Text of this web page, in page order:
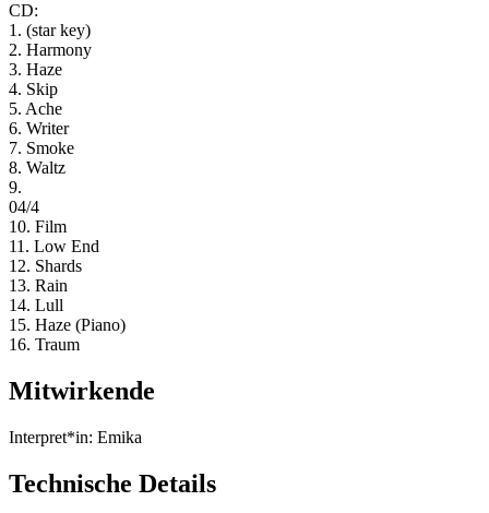
CD:
1. (star key)
2. Harmony
3. Haze
4. Skip
5. Ache
6. Writer
7. Smoke
8. Waltz
9.
04/4
10. Film
11. Low End
12. Shards
13. Rain
14. Lull
15. Haze (Piano)
16. Traum
Mitwirkende
Interpret*in: Emika
Technische Details